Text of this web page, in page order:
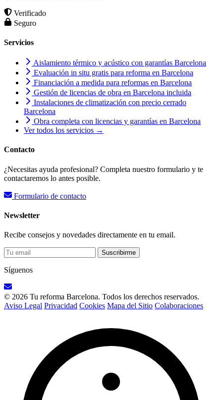
Verificado
Seguro
Servicios
Aislamiento térmico y acústico con garantías Barcelona
Evaluación in situ gratis para reforma en Barcelona
Financiación a medida para reformas en Barcelona
Gestión de licencias de obra en Barcelona incluida
Instalaciones de climatización con precio cerrado
Barcelona
Obra completa con licencias y garantías en Barcelona
Ver todos los servicios →
Contacto
¿Necesitas ayuda profesional? Completa nuestro formulario y te
contactaremos lo antes posible.
Formulario de contacto
Newsletter
Recibe consejos y novedades directamente en tu email.
Suscribirme
Síguenos
© 2026 Tu reforma Barcelona. Todos los derechos reservados.
Aviso Legal Privacidad Cookies Mapa del Sitio Colaboraciones